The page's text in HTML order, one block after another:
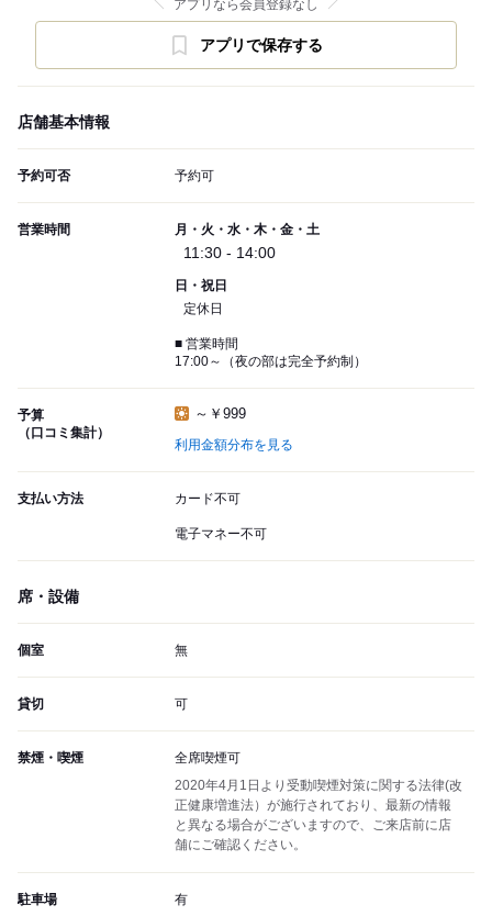
アプリなら会員登録なし
アプリで保存する
店舗基本情報
予約可否 予約可
営業時間 月・火・水・木・金・土
11:30 - 14:00
日・祝日
定休日
■ 営業時間
17:00～（夜の部は完全予約制）
予算
（口コミ集計）
～￥999
利用金額分布を見る
支払い方法 カード不可
電子マネー不可
席・設備
個室 無
貸切 可
禁煙・喫煙
全席喫煙可
2020年4月1日より受動喫煙対策に関する法律(改
正健康増進法）が施行されており、最新の情報
と異なる場合がございますので、ご来店前に店
舗にご確認ください。
駐車場 有